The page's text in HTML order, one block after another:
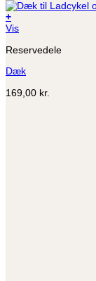
+
Dette
har
varianter.
kan
Vis
Reservedele
Dæk
169,00 kr.